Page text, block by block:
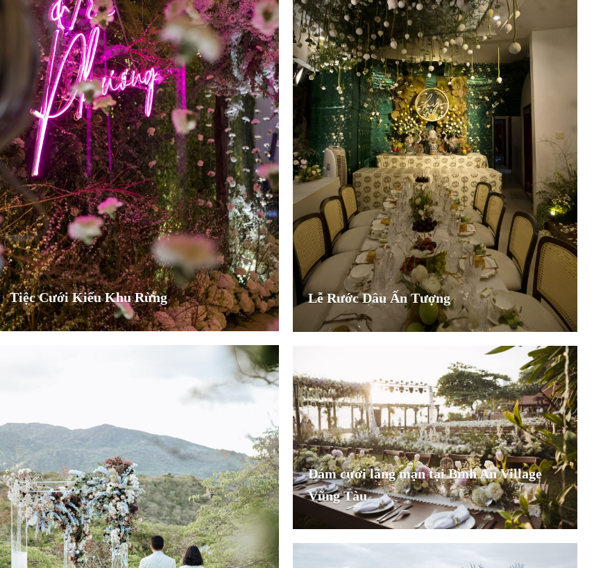
Tiệc Cưới Kiểu Khu Rừng Lễ Rước Dâu Ấn Tượng
Đám cưới lãng mạn tại Bình An Village
Vũng Tàu